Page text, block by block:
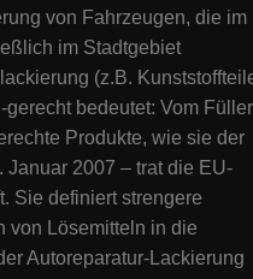
von Fahrzeugen, die im
im Stadtgebiet
(z.B.
bedeutet: Vom Füller
Produkte, wie sie der
Januar 2007 – trat die EU-
Sie definiert strengere
von Lösemitteln in die
Autoreparatur-Lackierung